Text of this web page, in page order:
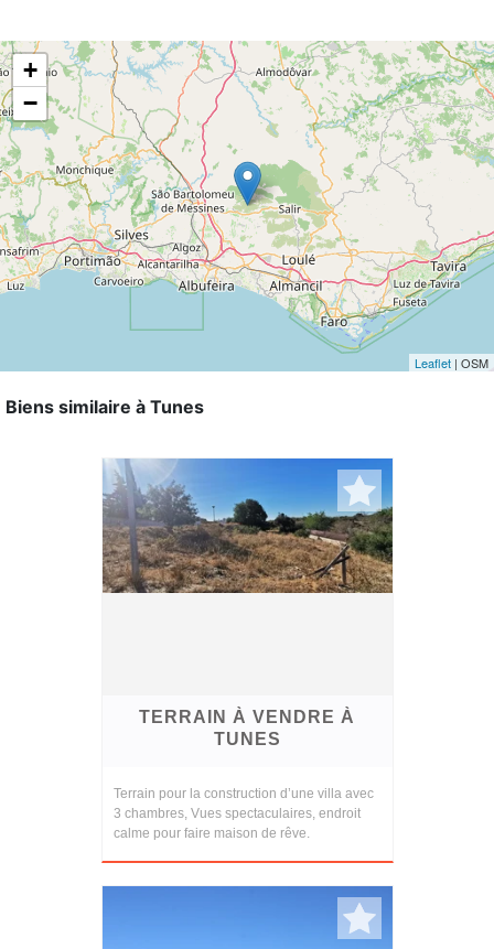
+
−
Leaflet | OSM
Biens similaire à Tunes
TERRAIN À VENDRE À
TUNES
Terrain pour la construction d’une villa avec
3 chambres, Vues spectaculaires, endroit
calme pour faire maison de rêve.